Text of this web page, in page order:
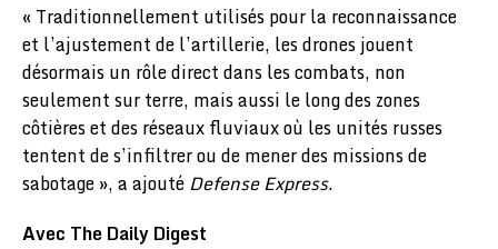
« Traditionnellement utilisés pour la reconnaissance
et l’ajustement de l’artillerie, les drones jouent
désormais un rôle direct dans les combats, non
seulement sur terre, mais aussi le long des zones
côtières et des réseaux fluviaux où les unités russes
tentent de s’infiltrer ou de mener des missions de
sabotage », a ajoutéDefense Express.
Avec The Daily Digest